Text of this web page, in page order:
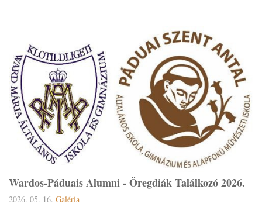
Wardos-Páduais Alumni - Öregdiák Találkozó 2026.
2026. 05. 16. Galéria